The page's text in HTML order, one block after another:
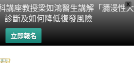
X
講座教授梁如鴻醫生講解「瀰漫性大
診斷及如何降低復發風險
立即報名